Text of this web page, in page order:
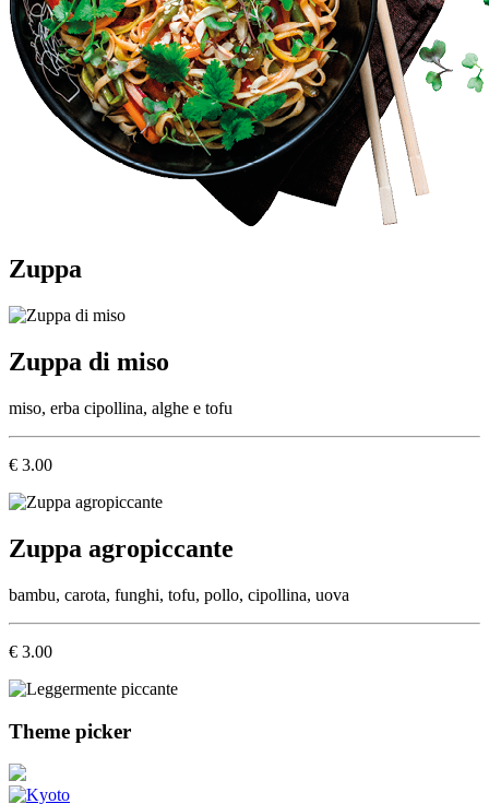
Zuppa
Zuppa di miso
miso, erba cipollina, alghe e tofu
€ 3.00
Zuppa agropiccante
bambu, carota, funghi, tofu, pollo, cipollina, uova
€ 3.00
Theme picker